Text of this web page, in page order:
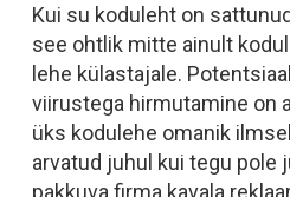
Kui su koduleht on
see ohtlik mitte ainult
lehe külastajale.
viirustega hirmutamine on
üks kodulehe omanik
arvatud juhul kui tegu
pakkuva firma kavala